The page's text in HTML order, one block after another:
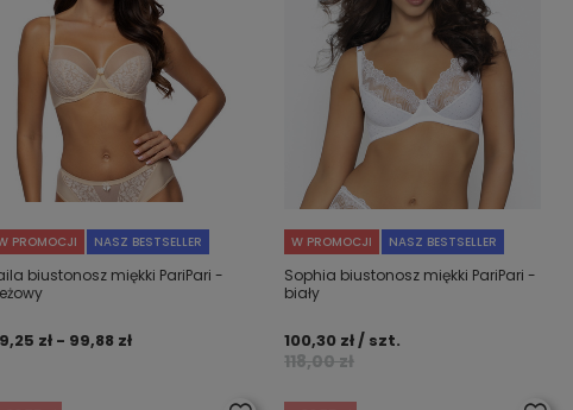
PROMOCJI NASZ BESTSELLER
biustonosz miękki PariPari -
zł - 99,88 zł
W PROMOCJI NASZ BESTSELLER
Sophia biustonosz miękki PariPari -
biały
118,00 zł
100,30 zł / szt.